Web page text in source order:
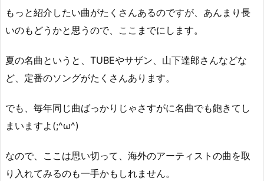
もっと紹介したい曲がたくさんあるのですが、あんまり長
いのもどうかと思うので、ここまでにします。
夏の名曲というと、TUBEやサザン、山下達郎さんなどな
ど、定番のソングがたくさんあります。
でも、毎年同じ曲ばっかりじゃさすがに名曲でも飽きてし
まいますよ(;^ω^)
なので、ここは思い切って、海外のアーティストの曲を取
り入れてみるのも一手かもしれません。